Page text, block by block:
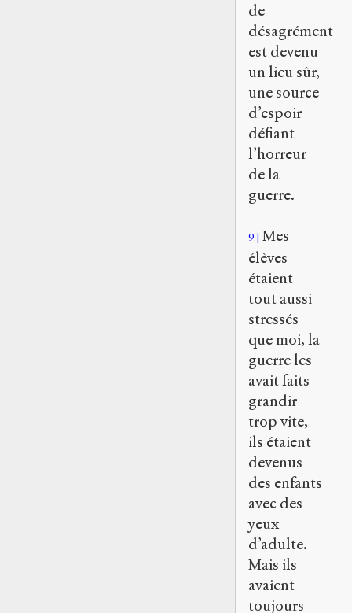
de
désagrément
est devenu
un lieu sûr,
une source
d’espoir
défiant
l’horreur
de la
guerre.
9
Mes
élèves
étaient
tout aussi
stressés
que moi, la
guerre les
avait faits
grandir
trop vite,
ils étaient
devenus
des enfants
avec des
yeux
d’adulte.
Mais ils
avaient
toujours